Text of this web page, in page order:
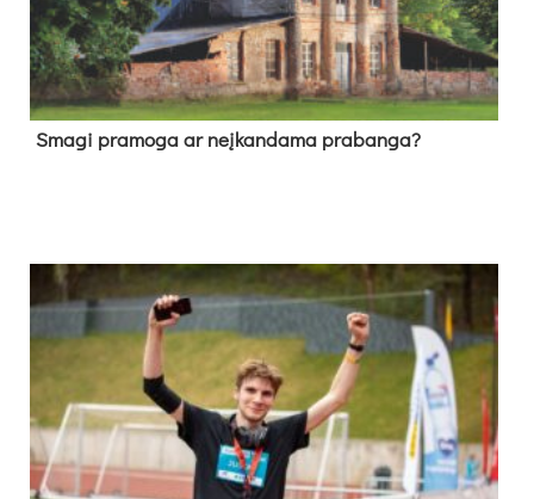
Sma­gi pra­mo­ga ar neį­kan­da­ma pra­ban­ga?